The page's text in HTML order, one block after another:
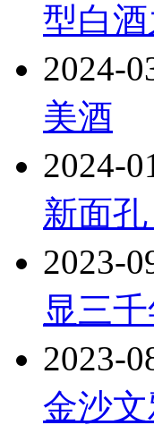
型白
2024-
美酒
2024-
新面
2023-
显三
2023-
金沙